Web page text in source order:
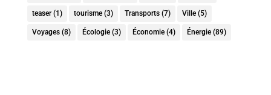
teaser(1) tourisme(3) Transports(7) Ville(5)
Voyages(8) Écologie(3) Économie(4) Énergie(89)